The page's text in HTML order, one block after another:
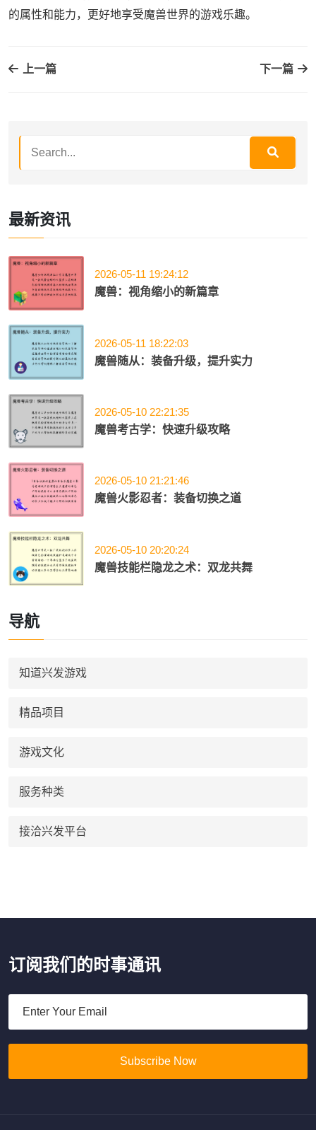
的属性和能力，更好地享受魔兽世界的游戏乐趣。
上一篇 下一篇
最新资讯
2026-05-11 19:24:12
魔兽：视角缩小的新篇章
2026-05-11 18:22:03
魔兽随从：装备升级，提升实力
2026-05-10 22:21:35
魔兽考古学：快速升级攻略
2026-05-10 21:21:46
魔兽火影忍者：装备切换之道
2026-05-10 20:20:24
魔兽技能栏隐龙之术：双龙共舞
导航
知道兴发游戏
精品项目
游戏文化
服务种类
接洽兴发平台
订阅我们的时事通讯
Subscribe Now